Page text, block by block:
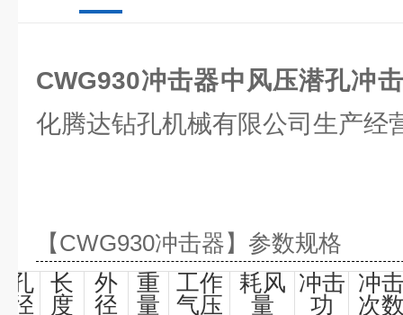
CWG930冲击器中风压潜孔冲
化腾达钻孔机械有限公司生产经
【CWG930冲击器】参数规格
孔
径
长
度
外
径
重
量
工作
气压
耗风
量
冲击
功
冲
次